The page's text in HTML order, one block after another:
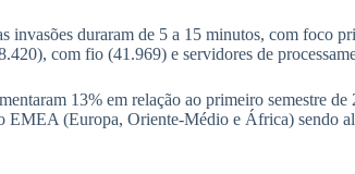
invasões duraram de 5 a 15 minutos, com foco
com fio (41.969) e servidores de
13% em relação ao primeiro semestre
EMEA (Europa, Oriente-Médio e África) sendo